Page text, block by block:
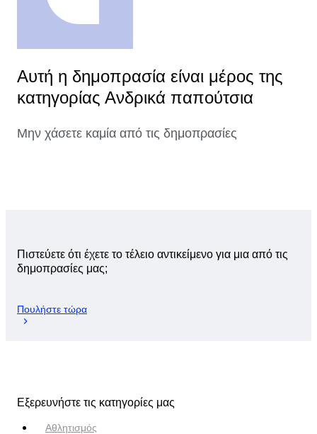
Αυτή η δημοπρασία είναι μέρος της
κατηγορίας Ανδρικά παπούτσια
Μην χάσετε καμία από τις δημοπρασίες
Πιστεύετε ότι έχετε το τέλειο αντικείμενο για μια από τις
δημοπρασίες μας;
Πουλήστε τώρα
Εξερευνήστε τις κατηγορίες μας
Αθλητισμός